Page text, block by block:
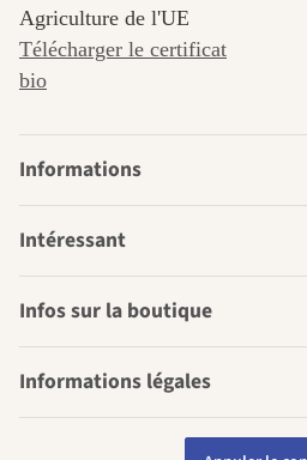
Agriculture de l'UE
Télécharger le certificat
bio
Informations
Intéressant
Infos sur la boutique
Informations légales